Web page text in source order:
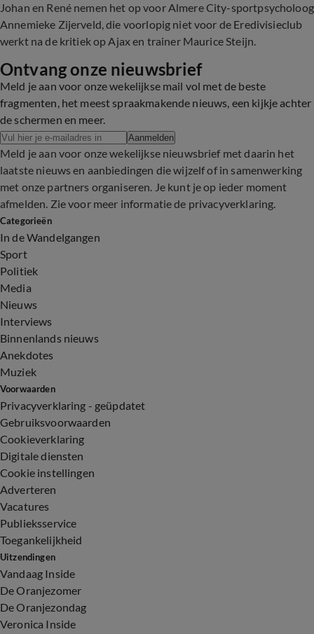
Johan en René nemen het op voor Almere City-sportpsycholoog
Annemieke Zijerveld, die voorlopig niet voor de Eredivisieclub
werkt na de kritiek op Ajax en trainer Maurice Steijn.
Ontvang onze nieuwsbrief
Meld je aan voor onze wekelijkse mail vol met de beste
fragmenten, het meest spraakmakende nieuws, een kijkje achter
de schermen en meer.
Aanmelden
Meld je aan voor onze wekelijkse nieuwsbrief met daarin het
laatste nieuws en aanbiedingen die wijzelf of in samenwerking
met onze partners organiseren. Je kunt je op ieder moment
afmelden. Zie voor meer informatie de privacyverklaring.
Categorieën
In de Wandelgangen
Sport
Politiek
Media
Nieuws
Interviews
Binnenlands nieuws
Anekdotes
Muziek
Voorwaarden
Privacyverklaring - geüpdatet
Gebruiksvoorwaarden
Cookieverklaring
Digitale diensten
Cookie instellingen
Adverteren
Vacatures
Publieksservice
Toegankelijkheid
Uitzendingen
Vandaag Inside
De Oranjezomer
De Oranjezondag
Veronica Inside